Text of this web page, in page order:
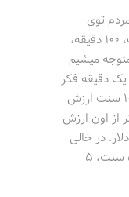
توی
محاسبات اولیه شون بگن: 10 سنت، 100 دقیقه،
میشیم
دقیقه فکر
کنین متوجه می شین که اگر توپ 10 سنت ارزش
سنت بیشتر از اون ارزش
داشته باشه مجموعش میشه 1.20 دلار. در خالی
که جواب های درست عبارتند از : 5 سنت، 5